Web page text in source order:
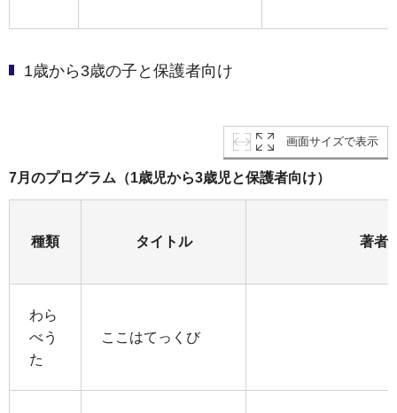
1歳から3歳の子と保護者向け
画面サイズで表示
7月のプログラム（1歳児から3歳児と保護者向け）
種類 タイトル 著者
わら
べう
た
ここはてっくび